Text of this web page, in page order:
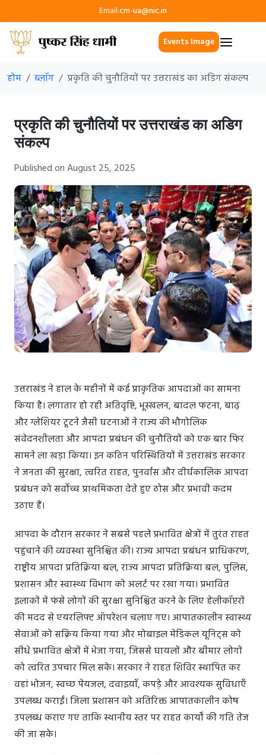
Email:cm-ua@nic.in
Events Image
होम ब्लॉग प्रकृति की चुनौतियों पर उत्तराखंड का अडिग संकल्प
प्रकृति की चुनौतियों पर उत्तराखंड का अडिग
संकल्प
Published on August 25, 2025
उत्तराखंड ने हाल के महीनों में कई प्राकृतिक आपदाओं का सामना
किया है। लगातार हो रही अतिवृष्टि, भूस्खलन, बादल फटना, बाढ़
और ग्लेशियर टूटने जैसी घटनाओं ने राज्य की भौगोलिक
संवेदनशीलता और आपदा प्रबंधन की चुनौतियों को एक बार फिर
सामने ला खड़ा किया। इन कठिन परिस्थितियों में उत्तराखंड सरकार
ने जनता की सुरक्षा, त्वरित राहत, पुनर्वास और दीर्घकालिक आपदा
प्रबंधन को सर्वोच्च प्राथमिकता देते हुए ठोस और प्रभावी कदम
उठाए हैं।
आपदा के दौरान सरकार ने सबसे पहले प्रभावित क्षेत्रों में तुरंत राहत
पहुंचाने की व्यवस्था सुनिश्चित की। राज्य आपदा प्रबंधन प्राधिकरण,
राष्ट्रीय आपदा प्रतिक्रिया बल, राज्य आपदा प्रतिक्रिया बल, पुलिस,
प्रशासन और स्वास्थ्य विभाग को अलर्ट पर रखा गया। प्रभावित
इलाकों में फंसे लोगों की सुरक्षा सुनिश्चित करने के लिए हेलीकॉप्टरों
की मदद से एयरलिफ्ट ऑपरेशन चलाए गए। आपातकालीन स्वास्थ्य
सेवाओं को सक्रिय किया गया और मोबाइल मेडिकल यूनिट्स को
सीधे प्रभावित क्षेत्रों में भेजा गया, जिससे घायलों और बीमार लोगों
को त्वरित उपचार मिल सके। सरकार ने राहत शिविर स्थापित कर
वहां भोजन, स्वच्छ पेयजल, दवाइयाँ, कपड़े और आवश्यक सुविधाएँ
उपलब्ध कराईं। जिला प्रशासन को अतिरिक्त आपातकालीन कोष
उपलब्ध कराए गए ताकि स्थानीय स्तर पर राहत कार्यों की गति तेज
की जा सके।